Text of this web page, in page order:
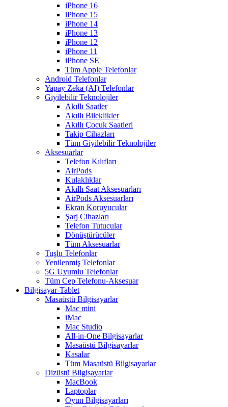
iPhone 16
iPhone 15
iPhone 14
iPhone 13
iPhone 12
iPhone 11
iPhone SE
Tüm Apple Telefonlar
Android Telefonlar
Yapay Zeka (AI) Telefonlar
Giyilebilir Teknolojiler
Akıllı Saatler
Akıllı Bileklikler
Akıllı Çocuk Saatleri
Takip Cihazları
Tüm Giyilebilir Teknolojiler
Aksesuarlar
Telefon Kılıfları
AirPods
Kulaklıklar
Akıllı Saat Aksesuarları
AirPods Aksesuarları
Ekran Koruyucular
Şarj Cihazları
Telefon Tutucular
Dönüştürücüler
Tüm Aksesuarlar
Tuşlu Telefonlar
Yenilenmiş Telefonlar
5G Uyumlu Telefonlar
Tüm Cep Telefonu-Aksesuar
Bilgisayar-Tablet
Masaüstü Bilgisayarlar
Mac mini
iMac
Mac Studio
All-in-One Bilgisayarlar
Masaüstü Bilgisayarlar
Kasalar
Tüm Masaüstü Bilgisayarlar
Dizüstü Bilgisayarlar
MacBook
Laptoplar
Oyun Bilgisayarları